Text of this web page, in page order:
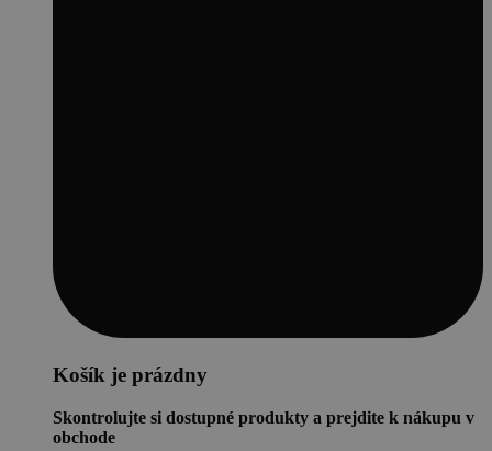
Košík je prázdny
Skontrolujte si dostupné produkty a prejdite k nákupu v
obchode